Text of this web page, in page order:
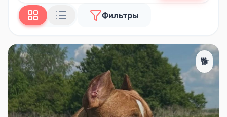
Фильтры
🐕